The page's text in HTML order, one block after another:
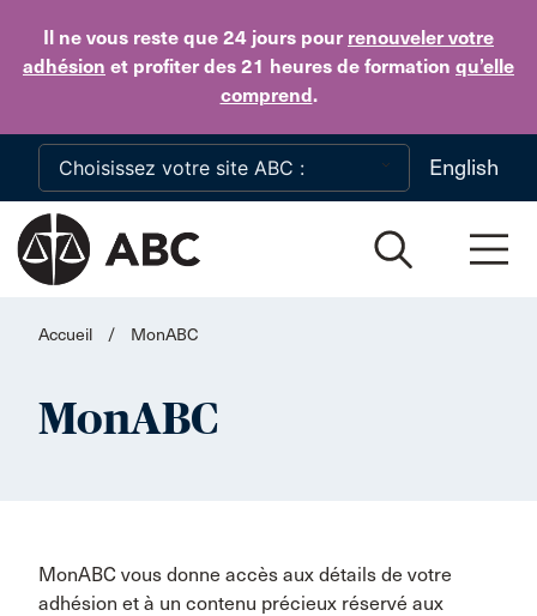
Il ne vous reste que 24 jours pour renouveler votre
adhésion et profiter des 21 heures de formation qu’elle
comprend.
Skip to main content
English
Accueil / MonABC
MonABC
MonABC vous donne accès aux détails de votre
adhésion et à un contenu précieux réservé aux